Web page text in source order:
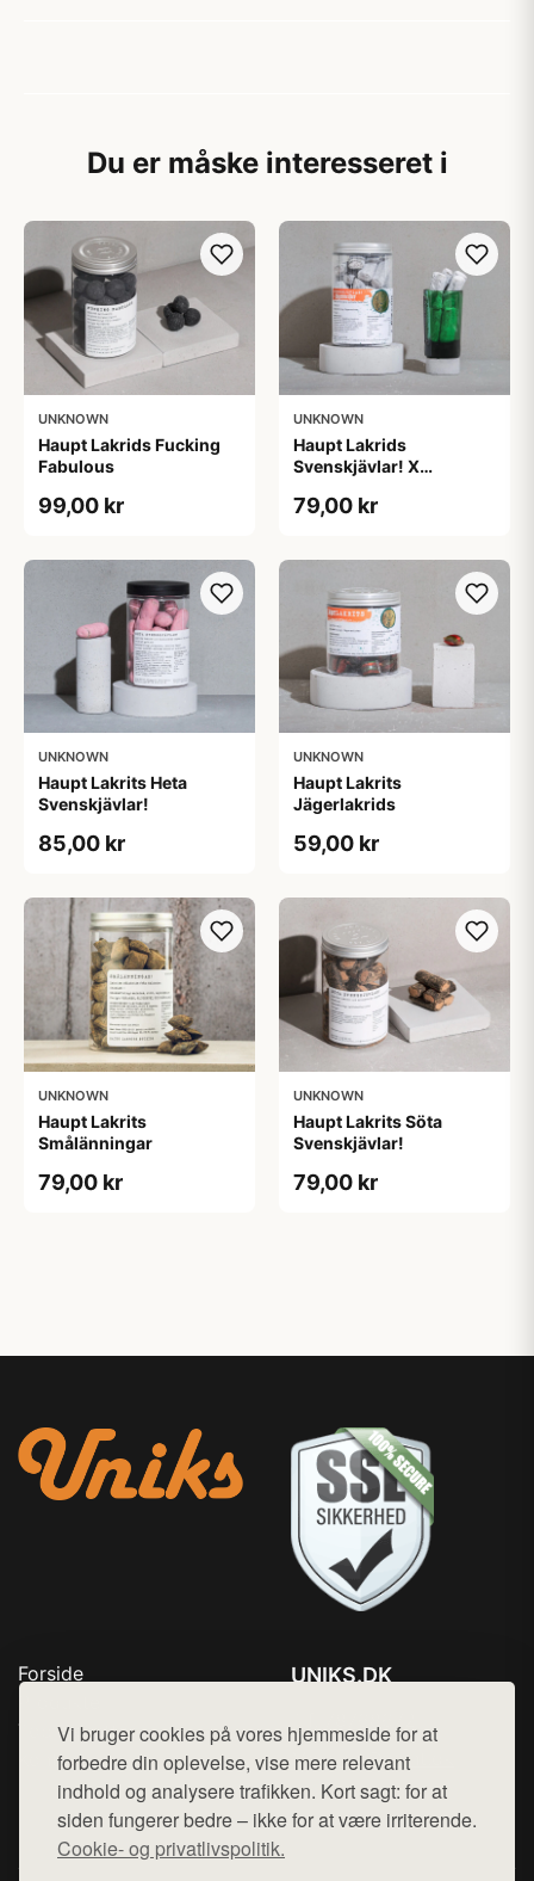
Vi bruger cookies på vores hjemmeside for at
forbedre din oplevelse, vise mere relevant
indhold og analysere trafikken. Kort sagt: for at
siden fungerer bedre – ikke for at være irriterende.
Cookie- og privatlivspolitik.
Du er måske interesseret i
UNKNOWN
Haupt Lakrids Fucking
Fabulous
99,00 kr
UNKNOWN
Haupt Lakrids
Svenskjävlar! X
79,00 kr
UNKNOWN
Haupt Lakrits Heta
Svenskjävlar!
85,00 kr
UNKNOWN
Haupt Lakrits
Jägerlakrids
59,00 kr
UNKNOWN
Haupt Lakrits
Smålänningar​
79,00 kr
UNKNOWN
Haupt Lakrits Söta
Svenskjävlar!
79,00 kr
Forside
Top Rabatter
Kontakt
UNIKS.DK
Mail: hej@want.dk
Cookie- og privatlivspolitik